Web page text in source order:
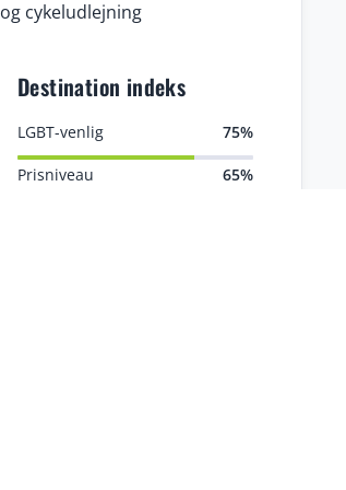
og cykeludlejning
Destination indeks
LGBT-venlig 75%
Prisniveau 65%